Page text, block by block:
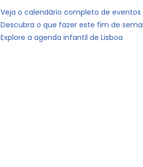
Veja o calendário completo de eventos
Descubra o que fazer este fim de
Explore a agenda infantil de Lisboa